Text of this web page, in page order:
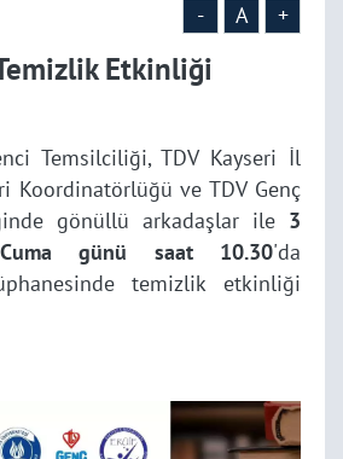
- A +
Etkinliği
Temsilciliği, TDV Kayseri İl
Koordinatörlüğü ve TDV Genç
gönüllü arkadaşlar ile 3
günü saat 10.30'da
temizlik etkinliği